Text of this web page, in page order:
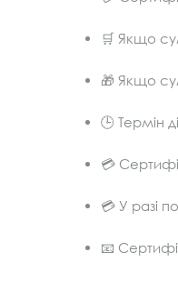
🛒 Якщо
🎁 Якщо
🕒 Термін
💳
💳 У разі
📧